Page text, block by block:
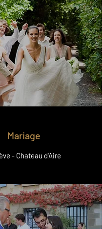
Mariage
- Chateau d'Aire